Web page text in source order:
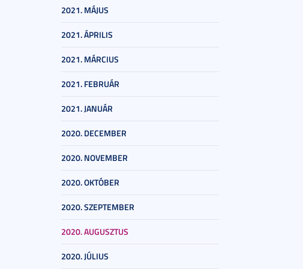
2021. MÁJUS
2021. ÁPRILIS
2021. MÁRCIUS
2021. FEBRUÁR
2021. JANUÁR
2020. DECEMBER
2020. NOVEMBER
2020. OKTÓBER
2020. SZEPTEMBER
2020. AUGUSZTUS
2020. JÚLIUS